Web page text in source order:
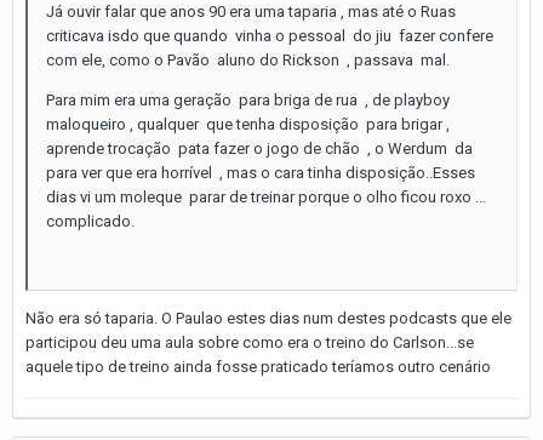
Já ouvir falar que anos 90 era uma taparia , mas até o Ruas
criticava isdo que quando vinha o pessoal do jiu fazer confere
com ele, como o Pavão aluno do Rickson , passava mal.
Para mim era uma geração para briga de rua , de playboy
maloqueiro , qualquer que tenha disposição para brigar ,
aprende trocação pata fazer o jogo de chão , o Werdum da
para ver que era horrível , mas o cara tinha disposição..Esses
dias vi um moleque parar de treinar porque o olho ficou roxo ...
complicado.
Não era só taparia. O Paulao estes dias num destes podcasts que ele
participou deu uma aula sobre como era o treino do Carlson...se
aquele tipo de treino ainda fosse praticado teríamos outro cenário